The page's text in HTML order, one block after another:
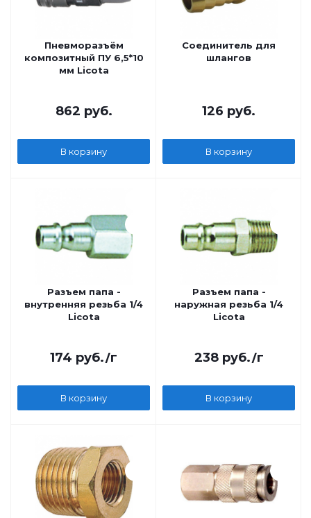
Пневморазъём
композитный ПУ 6,5*10
мм Licota
862 руб.
В корзину
Соединитель для
шлангов
126 руб.
В корзину
Разъем папа -
внутренняя резьба 1/4
Licota
174 руб./г
В корзину
Разъем папа -
наружная резьба 1/4
Licota
238руб./г
В корзину